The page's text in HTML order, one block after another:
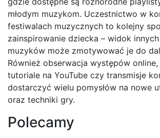
młodym muzykom. Uczestnictwo w
festiwalach muzycznych to kolejny
zainspirowanie dziecka – widok
muzyków może zmotywować je do
Również obserwacja występów
tutoriale na YouTube czy transmisje
dostarczyć wielu pomysłów na nowe
oraz techniki gry.
Polecamy